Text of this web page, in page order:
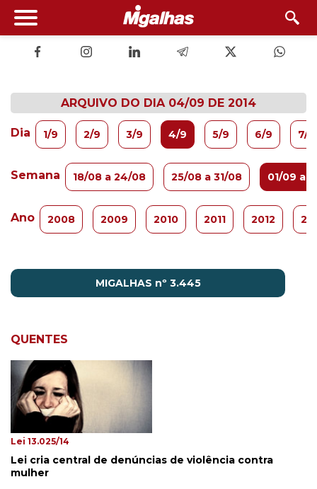
ARQUIVO DO DIA 04/09 DE 2014
Dia 1/9 2/9 3/9 4/9 5/9 6/9 7/9
Semana 18/08 a 24/08 25/08 a 31/08 01/09 a
Ano 2008 2009 2010 2011 2012
MIGALHAS nº 3.445
QUENTES
Lei 13.025/14
Lei cria central de denúncias de violência contra
mulher